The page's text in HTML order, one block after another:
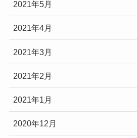
2021年5月
2021年4月
2021年3月
2021年2月
2021年1月
2020年12月